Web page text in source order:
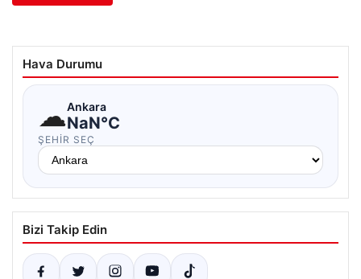
Hava Durumu
☁Ankara
NaN°C
ŞEHIR SEÇ
Bizi Takip Edin